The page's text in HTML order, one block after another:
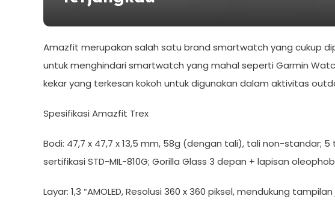
Amazfit merupakan salah satu brand smartwatch yang cukup
untuk menghindari smartwatch yang mahal seperti Garmin
kekar yang terkesan kokoh untuk digunakan dalam aktivitas
Spesifikasi Amazfit Trex
Bodi: 47,7 x 47,7 x 13,5 mm, 58g (dengan tali), tali non-standar;
sertifikasi STD-MIL-810G; Gorilla Glass 3 depan + lapisan
Layar: 1,3 “AMOLED, Resolusi 360 x 360 piksel, mendukung